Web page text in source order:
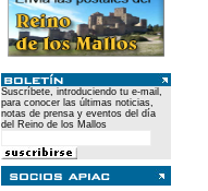
Suscríbete, introduciendo tu e-mail,
para conocer las últimas noticias,
notas de prensa y eventos del día
del Reino de los Mallos